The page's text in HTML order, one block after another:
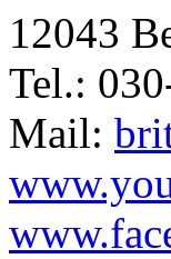
12043
Tel.:
Mail: